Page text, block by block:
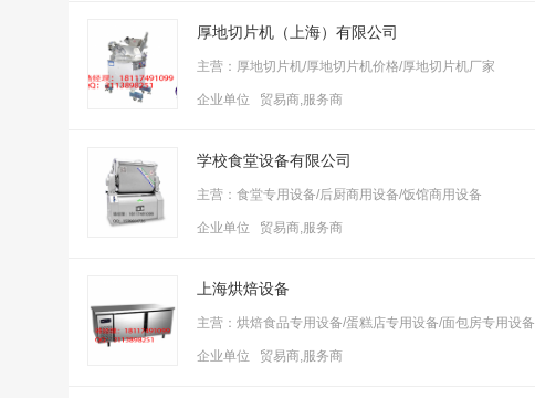
厚地切片机（上海）有限公司
主营：厚地切片机/厚地切片机价格/厚地切片机厂家
企业单位 贸易商,服务商
学校食堂设备有限公司
主营：食堂专用设备/后厨商用设备/饭馆商用设备
企业单位 贸易商,服务商
上海烘焙设备
主营：烘焙食品专用设备/蛋糕店专用设备/面包房专用设备
企业单位 贸易商,服务商